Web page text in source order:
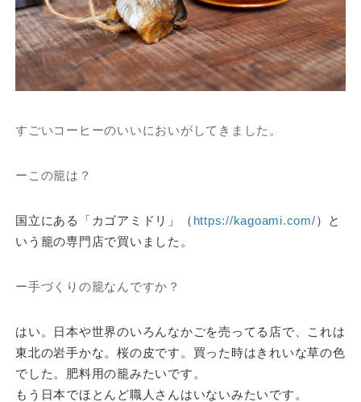
すごいコーヒーのいいにおいがしてきました。
ーこの籠は？
国立にある「カゴアミドリ」（ https://kagoami.com/）と
いう籠の専門店で買いました。
ー手づくりの籠なんですか？
はい。日本や世界のいろんなかごを売ってる店で、これは
東北の岩手かな。桜の皮です。買った時はきれいな草の色
でした。肥料用の籠みたいです。
もう日本でほとんど職人さんはいないみたいです。